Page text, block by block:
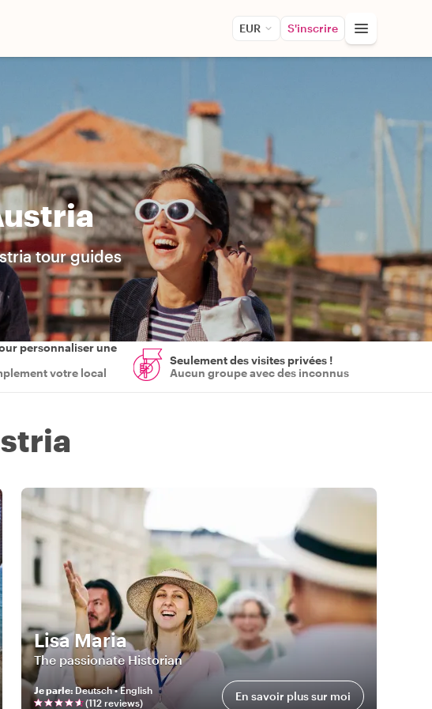
EUR S'inscrire
tour guides
personnaliser une
votre local
Seulement des visites privées !
Aucun groupe avec des inconnus
Lisa Maria
The passionate Historian
Je parle: Deutsch • English
(112 reviews) En savoir plus sur moi